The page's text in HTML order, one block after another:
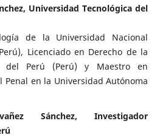
Universidad Tecnológica del
de la Universidad Nacional
Licenciado en Derecho de la
del Perú (Perú) y Maestro en
Penal en la Universidad Autónoma
Sánchez, Investigador